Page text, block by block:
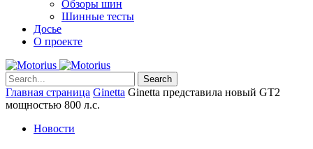
Обзоры шин
Шинные тесты
Досье
О проекте
Search
Главная страница Ginetta Ginetta представила новый GT2
мощностью 800 л.с.
Новости